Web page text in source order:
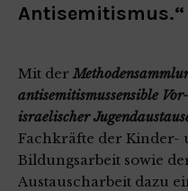
Antisemitismus.“
Mit der
antisemitismussensible
israelischer
Fachkräfte der Kinder-
Bildungsarbeit sowie
Austauscharbeit dazu